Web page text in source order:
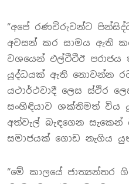
“අපේ රණවිරුවන්ට
අවසන් කර සාමය ඇති
වශයෙන් එල්ටීටීඊ පරාජය
යුද්ධයක් ඇති නොවන්න
යථාර්ථවාදී ලෙස ස්ථිර
සංහිඳියාව ශක්තිමත් විය
අත්වැල් බැඳගෙන
සමාජයක් ගොඩ නැගිය
“මේ කාලයේ ජාත්‍යන්තර